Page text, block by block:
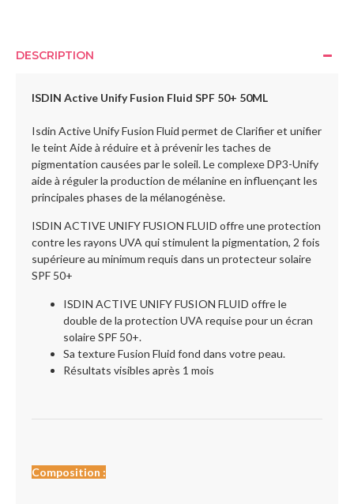
DESCRIPTION
ISDIN Active Unify Fusion Fluid SPF 50+ 50ML
Isdin Active Unify Fusion Fluid permet de Clarifier et unifier
le teint Aide à réduire et à prévenir les taches de
pigmentation causées par le soleil. Le complexe DP3-Unify
aide à réguler la production de mélanine en influençant les
principales phases de la mélanogénèse.
ISDIN ACTIVE UNIFY FUSION FLUID offre une protection
contre les rayons UVA qui stimulent la pigmentation, 2 fois
supérieure au minimum requis dans un protecteur solaire
SPF 50+
ISDIN ACTIVE UNIFY FUSION FLUID offre le
double de la protection UVA requise pour un écran
solaire SPF 50+.
Sa texture Fusion Fluid fond dans votre peau.
Résultats visibles après 1 mois
Composition :